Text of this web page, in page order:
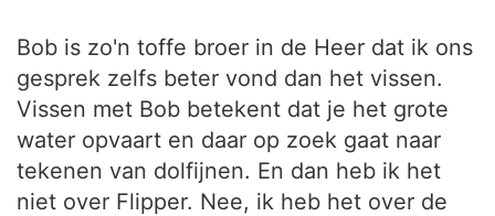
Bob is zo'n toffe broer in de Heer dat ik ons
gesprek zelfs beter vond dan het vissen.
Vissen met Bob betekent dat je het grote
water opvaart en daar op zoek gaat naar
tekenen van dolfijnen. En dan heb ik het
niet over Flipper. Nee, ik heb het over de